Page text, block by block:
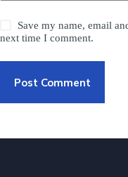
Save my name, email
next time I comment.
Post Comment